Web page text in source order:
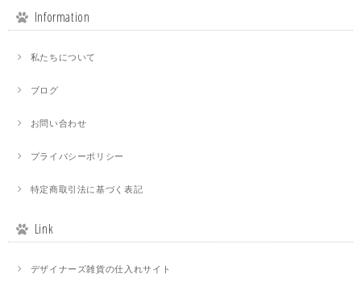
Information
私たちについて
ブログ
お問い合わせ
プライバシーポリシー
特定商取引法に基づく表記
Link
デザイナーズ雑貨の仕入れサイト